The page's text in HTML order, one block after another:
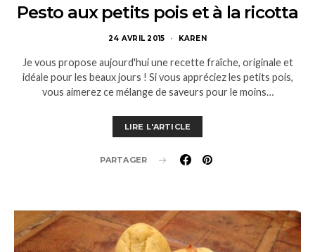
Pesto aux petits pois et à la ricotta
24 AVRIL 2015 KAREN
Je vous propose aujourd'hui une recette fraîche, originale et
idéale pour les beaux jours ! Si vous appréciez les petits pois,
vous aimerez ce mélange de saveurs pour le moins…
LIRE L'ARTICLE
PARTAGER